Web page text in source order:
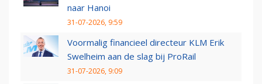
naar Hanoi
31-07-2026, 9:59
Voormalig financieel directeur KLM Erik
Swelheim aan de slag bij ProRail
31-07-2026, 9:09